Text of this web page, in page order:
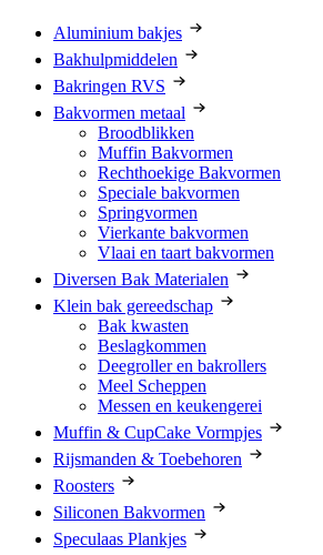
Aluminium bakjes
Bakhulpmiddelen
Bakringen RVS
Bakvormen metaal
Broodblikken
Muffin Bakvormen
Rechthoekige Bakvormen
Speciale bakvormen
Springvormen
Vierkante bakvormen
Vlaai en taart bakvormen
Diversen Bak Materialen
Klein bak gereedschap
Bak kwasten
Beslagkommen
Deegroller en bakrollers
Meel Scheppen
Messen en keukengerei
Muffin & CupCake Vormpjes
Rijsmanden & Toebehoren
Roosters
Siliconen Bakvormen
Speculaas Plankjes